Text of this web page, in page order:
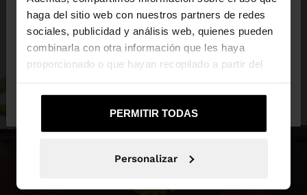
haga del sitio web con nuestros partners de redes
sociales, publicidad y análisis web, quienes pueden
combinarla con otra información que les haya
proporcionado o que hayan recopilado a partir del
PERMITIR TODAS
Personalizar
Estás accediendo a la web de España. ¿Quieres ir a
la web de United States?